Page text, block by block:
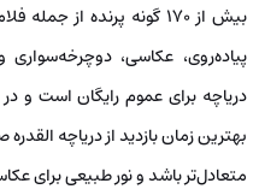
بیش از ۱۷۰ گونه پرنده
پیاده‌روی، عکاسی،
دریاچه برای عموم رایگان است و
بهترین زمان بازدید از دریاچه
متعادل‌تر باشد و نور طبیعی برای